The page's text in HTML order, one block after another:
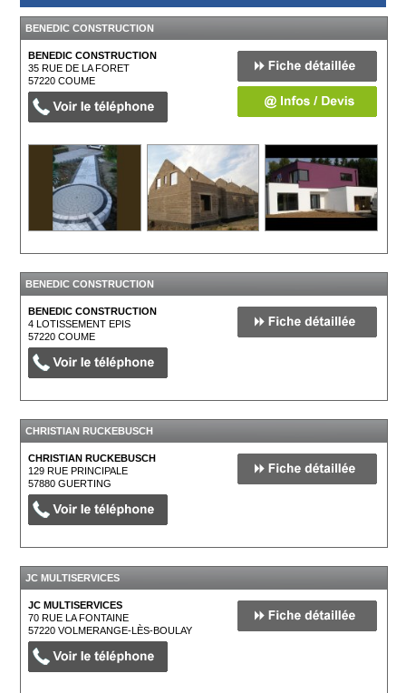
BENEDIC CONSTRUCTION
BENEDIC CONSTRUCTION
35 RUE DE LA FORET
57220COUME
BENEDIC CONSTRUCTION
BENEDIC CONSTRUCTION
4 LOTISSEMENT EPIS
57220COUME
CHRISTIAN RUCKEBUSCH
CHRISTIAN RUCKEBUSCH
129 RUE PRINCIPALE
57880GUERTING
JC MULTISERVICES
JC MULTISERVICES
70 RUE LA FONTAINE
57220VOLMERANGE-LÈS-BOULAY